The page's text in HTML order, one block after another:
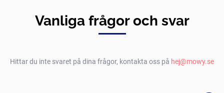
Vanliga frågor och svar
Hittar du inte svaret på dina frågor, kontakta oss på hej@mowy.se